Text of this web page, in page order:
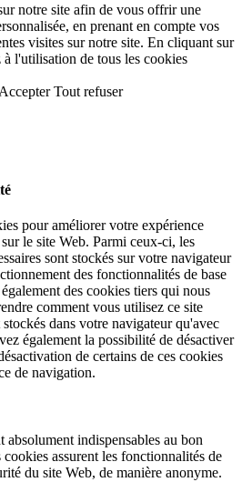
notre site afin de vous offrir une
en prenant en compte vos
visites sur notre site. En cliquant sur
l'utilisation de tous les cookies
Accepter Tout refuser
pour améliorer votre expérience
le site Web. Parmi ceux-ci, les
sont stockés sur votre navigateur
des fonctionnalités de base
des cookies tiers qui nous
comment vous utilisez ce site
dans votre navigateur qu'avec
également la possibilité de désactiver
de certains de ces cookies
de navigation.
absolument indispensables au bon
assurent les fonctionnalités de
du site Web, de manière anonyme.